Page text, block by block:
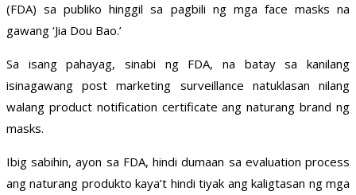
(FDA) sa publiko hinggil sa pagbili ng mga face masks na
gawang ‘Jia Dou Bao.’
Sa isang pahayag, sinabi ng FDA, na batay sa kanilang
isinagawang post marketing surveillance natuklasan nilang
walang product notification certificate ang naturang brand ng
masks.
Ibig sabihin, ayon sa FDA, hindi dumaan sa evaluation process
ang naturang produkto kaya’t hindi tiyak ang kaligtasan ng mga